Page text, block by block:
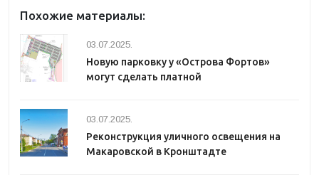
Похожие материалы:
03.07.2025.
Новую парковку у «Острова Фортов»
могут сделать платной
03.07.2025.
Реконструкция уличного освещения на
Макаровской в Кронштадте